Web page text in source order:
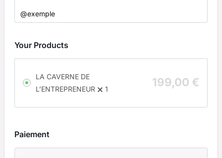
Your Products
LA CAVERNE DE
L’ENTREPRENEUR
1
199,00 €
Paiement